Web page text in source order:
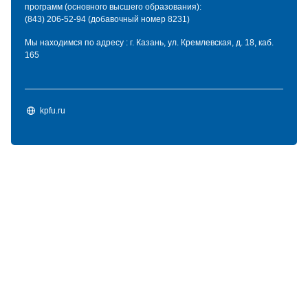
программ (основного высшего образования):
(843) 206-52-94 (добавочный номер 8231)
Мы находимся по адресу : г. Казань, ул. Кремлевская, д. 18, каб.
165
kpfu.ru